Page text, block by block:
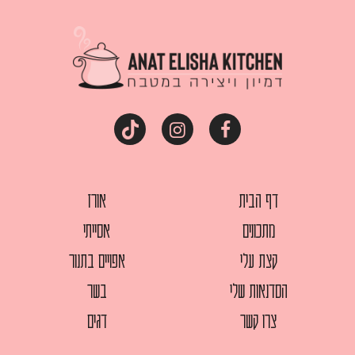
דף הבית
מתכונים
קצת עלי
הסדנאות שלי
צרו קשר
אורז
אסייתי
אפויים בתנור
בשר
דגים